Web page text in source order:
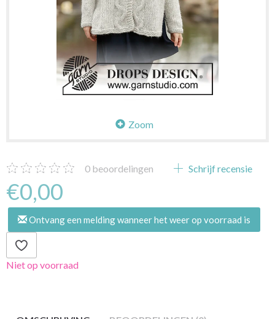
Zoom
0 beoordelingen Schrijf recensie
€0,00
Ontvang een melding wanneer het weer op voorraad is
Niet op voorraad